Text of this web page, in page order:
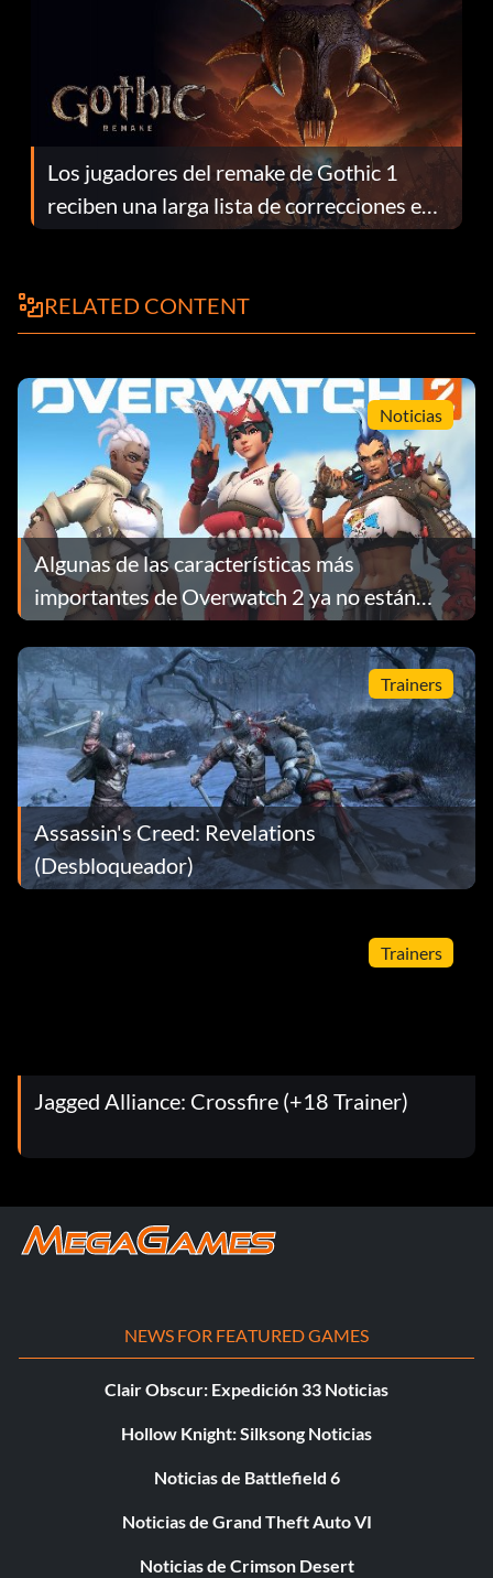
Los jugadores del remake de Gothic 1
reciben una larga lista de correcciones en
el parche 1.0.4
RELATED CONTENT
Noticias
Algunas de las características más
importantes de Overwatch 2 ya no están
disponibles
Trainers
Assassin's Creed: Revelations
(Desbloqueador)
Trainers
Jagged Alliance: Crossfire (+18 Trainer)
NEWS FOR FEATURED GAMES
Clair Obscur: Expedición 33 Noticias
Hollow Knight: Silksong Noticias
Noticias de Battlefield 6
Noticias de Grand Theft Auto VI
Noticias de Crimson Desert